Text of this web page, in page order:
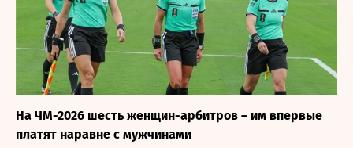
На ЧМ-2026 шесть женщин-арбитров – им впервые
платят наравне с мужчинами